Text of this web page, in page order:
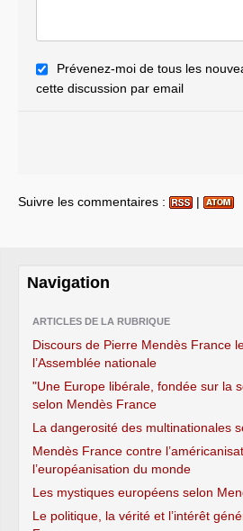
Prévenez-moi de tous les
cette discussion par email
Suivre les commentaires : |
Navigation
ARTICLES DE LA RUBRIQUE
Discours de Pierre Mendès France
l’Assemblée nationale
"Une Europe libérale, fondée sur la
selon Mendès France
La dangerosité des multinationales
Mendès France contre
l’européanisation du monde
Les mystiques européens selon
Le politique, la vérité et l’intérêt